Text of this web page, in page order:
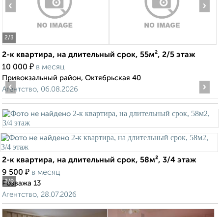
2/3
‹ ›
2-к квартира, на длительный срок, 55м², 2/5 этаж
10 000 ₽ в месяц
Привокзальный район, Октябрьская 40
Агентство, 06.08.2026
2/9
‹ ›
2-к квартира, на длительный срок, 58м², 3/4 этаж
9 500 ₽ в месяц
Розважа 13
Агентство, 28.07.2026